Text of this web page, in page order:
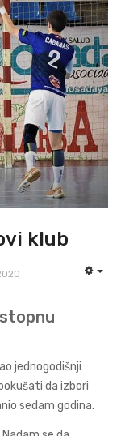
klub
jednogodišnji
da izbori
sedam godina.